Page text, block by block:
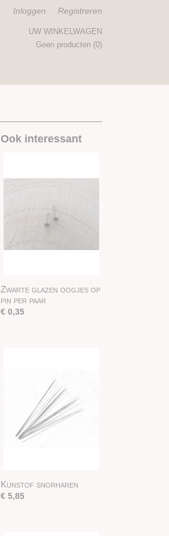
Inloggen Registreren
UW WINKELWAGEN
Geen producten (0)
Ook interessant
Zwarte glazen oogjes op
pin per paar
€ 0,35
Kunstof snorharen
€ 5,85